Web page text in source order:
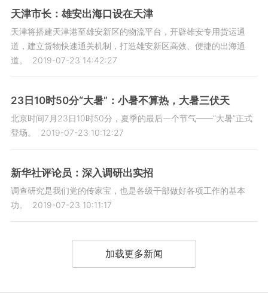
天津市长：雄安出海口设在天津
天津将搭建天津港至雄安新区的物流平台，开辟雄安专用货运通
道，建立货物快速通关机制，打造雄安新区高效、便捷的出海通
道。
2019-07-23 14:42:27
23日10时50分“大暑”：小暑不算热，大暑三伏天
北京时间7月23日10时50分，夏季的最后一个节气——“大暑”正式
登场。
2019-07-23 10:12:27
新华社评论员：深入调研出实招
调查研究是我们党的传家宝，也是各级干部做好各项工作的基本
功。
2019-07-23 10:11:17
加载更多新闻